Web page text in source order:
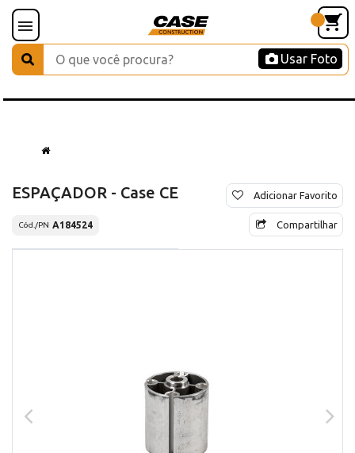
Usar Foto
ESPAÇADOR - Case CE
Cód./PN A184524
Adicionar Favorito
Compartilhar